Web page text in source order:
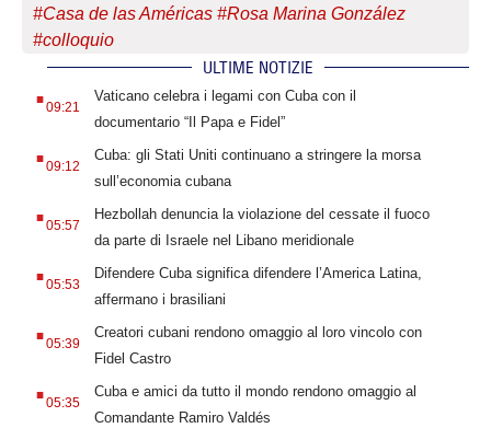
#Casa de las Américas #Rosa Marina González
#colloquio
ULTIME NOTIZIE
.09:21
Vaticano celebra i legami con Cuba con il
documentario “Il Papa e Fidel”
.09:12
Cuba: gli Stati Uniti continuano a stringere la morsa
sull’economia cubana
.05:57
Hezbollah denuncia la violazione del cessate il fuoco
da parte di Israele nel Libano meridionale
.05:53
Difendere Cuba significa difendere l’America Latina,
affermano i brasiliani
.05:39
Creatori cubani rendono omaggio al loro vincolo con
Fidel Castro
.05:35
Cuba e amici da tutto il mondo rendono omaggio al
Comandante Ramiro Valdés